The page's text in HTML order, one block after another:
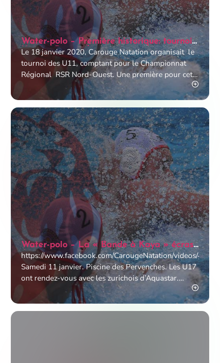
Water-polo – Première historique: tournoi
U11 aux Pervenches
Le 18 janvier 2020, Carouge Natation organisait le
tournoi des U11, comptant pour le Championnat
Régional RSR Nord-Ouest. Une première pour cette
catégorie qui,
Water-polo – La « Bande à Kaya » écrase
Aquastar 27 à 8
https://www.facebook.com/CarougeNatation/videos/
Samedi 11 janvier. Piscine des Pervenches. Les U17
ont rendez-vous avec les zurichois d’Aquastar.
Match particulier, aux allures de revanche. On se
souvient